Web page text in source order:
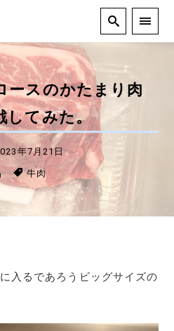
ースのかたまり肉
してみた。
年7月21日
牛肉
入るであろうビッグサイズの